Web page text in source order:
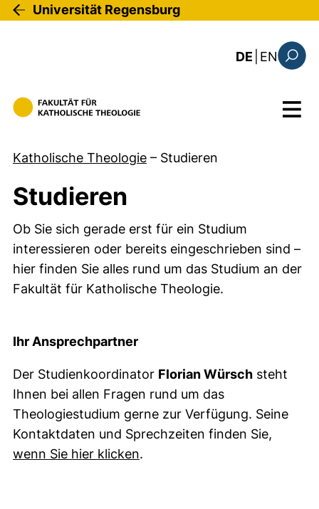
Direkt zum Inhalt
Universität Regensburg
DE EN: this
Menü
Katholische Theologie – Studieren
Studieren
Ob Sie sich gerade erst für ein Studium
interessieren oder bereits eingeschrieben sind –
hier finden Sie alles rund um das Studium an der
Fakultät für Katholische Theologie.
Ihr Ansprechpartner
Der Studienkoordinator Florian Würsch steht
Ihnen bei allen Fragen rund um das
Theologiestudium gerne zur Verfügung. Seine
Kontaktdaten und Sprechzeiten finden Sie,
wenn Sie hier klicken(externer Link, öffnet neues
.